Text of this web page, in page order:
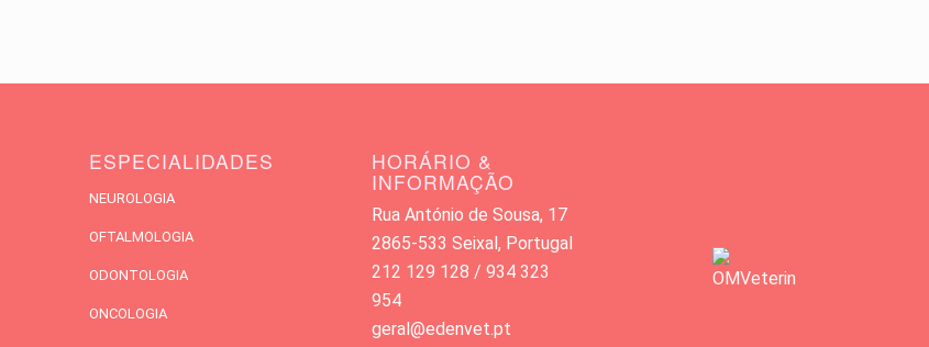
ESPECIALIDADES
NEUROLOGIA
OFTALMOLOGIA
ODONTOLOGIA
ONCOLOGIA
HORÁRIO &
INFORMAÇÃO
Rua António de Sousa, 17
2865-533 Seixal, Portugal
212 129 128 / 934 323
954
geral@edenvet.pt